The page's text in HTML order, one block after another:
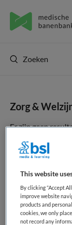
Zoeken
Zorg &
Er zijn geen
geen vacatures
This website
By clicking “Accept
improve website
products and
cookies, we only
not record any